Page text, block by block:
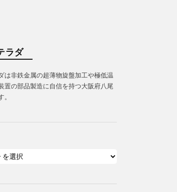
ラダ
は非鉄金属の超薄物旋盤加工や極低温
置の部品製造に自信を持つ大阪府八尾